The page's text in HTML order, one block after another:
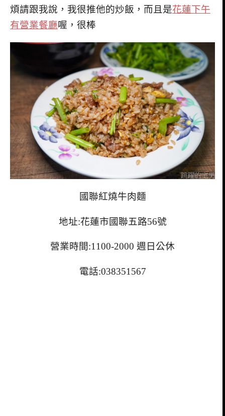
煩請跟我說，我很推他的炒飯，而且是花蓮下午
有營業餐廳喔，很棒
國聯紅燒牛肉麵
地址:花蓮市國聯五路56號
營業時間:1100-2000 週日公休
電話:038351567